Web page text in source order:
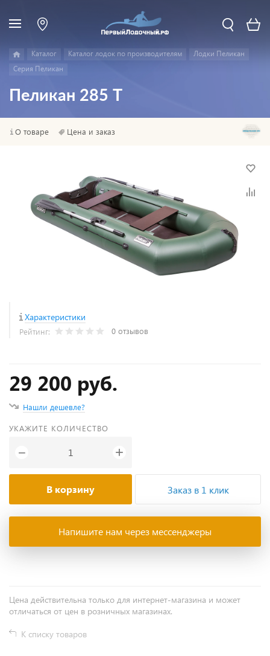
Каталог Каталог лодок по производителям
Лодки Пеликан
Серия Пеликан
Пеликан 285 Т
О товаре Цена и заказ
Характеристики
Рейтинг: 0 отзывов
29 200 руб.
Нашли дешевле?
УКАЖИТЕ КОЛИЧЕСТВО
− +
В корзину Заказ в 1 клик
Напишите нам через мессенджеры
Цена действительна только для интернет-магазина и может
отличаться от цен в розничных магазинах.
К списку товаров